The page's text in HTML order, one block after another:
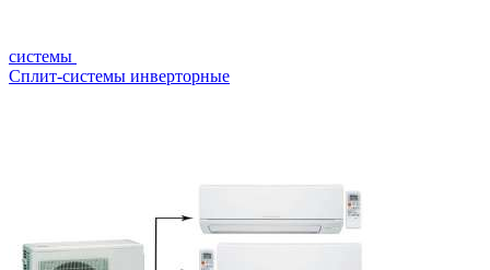
системы
Сплит-системы инверторные